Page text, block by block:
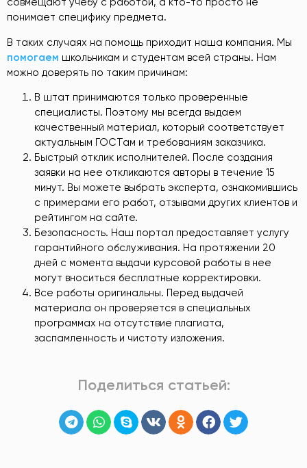
понимает специфику предмета.
В таких случаях на помощь приходит наша компания. Мы
помогаем школьникам и студентам всей страны. Нам
можно доверять по таким причинам:
В штат принимаются только проверенные
специалисты. Поэтому мы всегда выдаем
качественный материал, который соответствует
актуальным ГОСТам и требованиям заказчика.
Быстрый отклик исполнителей. После создания
заявки на нее откликаются авторы в течение 15
минут. Вы можете выбрать эксперта, ознакомившись
с примерами его работ, отзывами других клиентов и
рейтингом на сайте.
Безопасность. Наш портал предоставляет услугу
гарантийного обслуживания. На протяжении 20
дней с момента выдачи курсовой работы в нее
могут вноситься бесплатные корректировки.
Все работы оригинальны. Перед выдачей
материала он проверяется в специальных
программах на отсутствие плагиата,
заспамленность и чистоту изложения.
Поделиться статьей: